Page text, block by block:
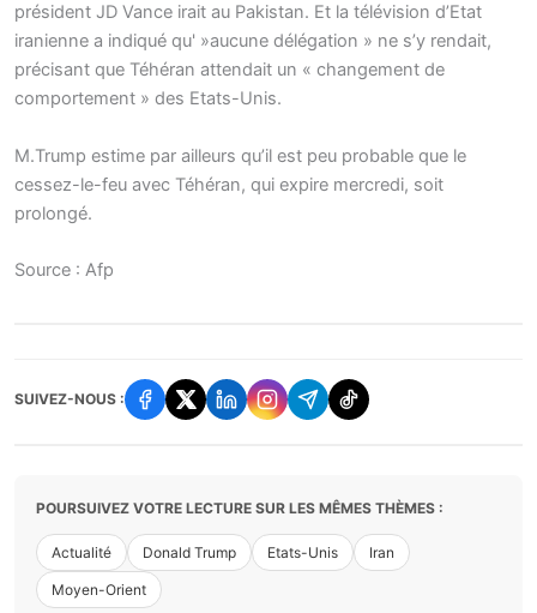
président JD Vance irait au Pakistan. Et la télévision d’Etat
iranienne a indiqué qu' »aucune délégation » ne s’y rendait,
précisant que Téhéran attendait un « changement de
comportement » des Etats-Unis.
M.Trump estime par ailleurs qu’il est peu probable que le
cessez-le-feu avec Téhéran, qui expire mercredi, soit
prolongé.
Source : Afp
SUIVEZ-NOUS :
POURSUIVEZ VOTRE LECTURE SUR LES MÊMES THÈMES :
Actualité Donald Trump Etats-Unis Iran
Moyen-Orient